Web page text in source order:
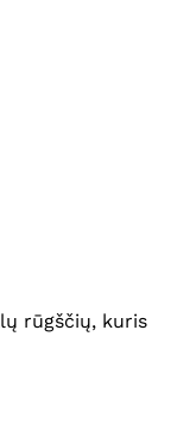
rūgščių, kuris